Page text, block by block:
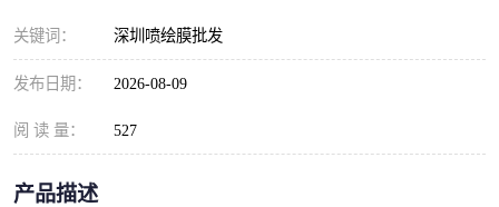
关键词： 深圳喷绘膜批发
发布日期： 2026-08-09
阅 读 量： 527
产品描述